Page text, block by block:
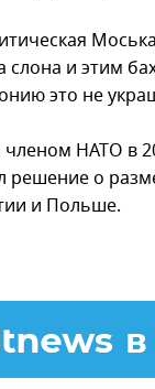
слона и этим
это не
членом НАТО в
решение о
и Польше.